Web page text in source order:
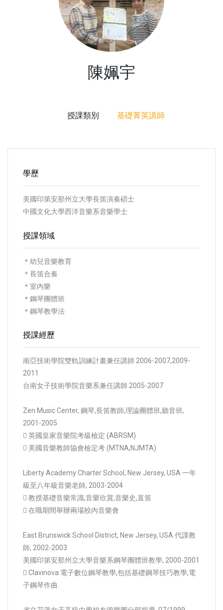
陳姵宇
授課類別 基礎菁英講師
學歷
美國印第安那州立大學長笛演奏碩士
中國文化大學西洋音樂系音樂學士
授課領域
＊幼兒音樂教育
＊長笛合奏
＊室內樂
＊鋼琴團體班
＊鋼琴教學法
授課經歷
南亞技術學院雙軌訓練計畫兼任講師 2006-2007,2009-
2011
台南女子技術學院音樂系兼任講師 2005-2007
Zen Music Center, 鋼琴,長笛教師,理論團體班,聽音班,
2001-2005
 英國皇家音樂院考級檢定 (ABRSM)
 美國音樂教師協會檢定考 (MTNA,NJMTA)
Liberty Academy Charter School, New Jersey, USA 一年
級至八年級音樂老師, 2003-2004
 教授基礎音樂常識,音樂欣賞,音樂史,直笛
 在職期間舉辦兩場校內音樂會
East Brunswick School District, New Jersey, USA 代課教
師, 2002-2003
美國印第安那州立大學音樂系鋼琴團體班教學, 2000-2001
 Clavinova 電子數位鋼琴教學,包括基礎鋼琴技巧教學,電
子鋼琴作曲.